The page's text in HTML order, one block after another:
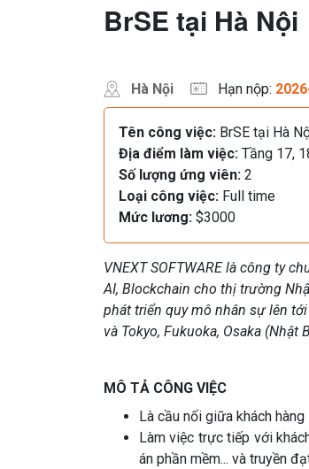
BrSE tại Hà Nội
Hà Nội Hạn nộp:
Tên công việc: BrSE tại Hà
Địa điểm làm việc: Tầng 17,
Số lượng ứng viên: 2
Loại công việc: Full time
Mức lương: $3000
VNEXT SOFTWARE là công ty
AI, Blockchain cho thị trường
phát triển quy mô nhân sự lên
và Tokyo, Fukuoka, Osaka (Nhật
MÔ TẢ CÔNG VIỆC
Là cầu nối giữa khách
Làm việc trực tiếp với
án phần mềm... và truyền